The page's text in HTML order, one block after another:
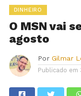
DINHEIRO
O MSN vai
agosto
Por Gilmar
Publicado em